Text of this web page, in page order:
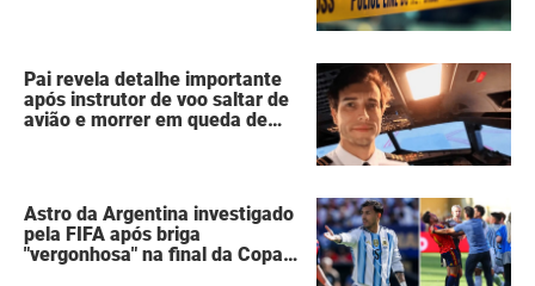
Pai revela detalhe importante
após instrutor de voo saltar de
avião e morrer em queda de
Astro da Argentina investigado
pela FIFA após briga
"vergonhosa" na final da Copa